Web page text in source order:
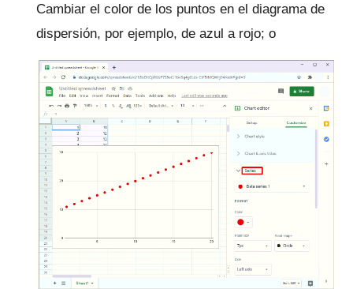
Cambiar el color de los puntos en el diagrama de
dispersión, por ejemplo, de azul a rojo; o